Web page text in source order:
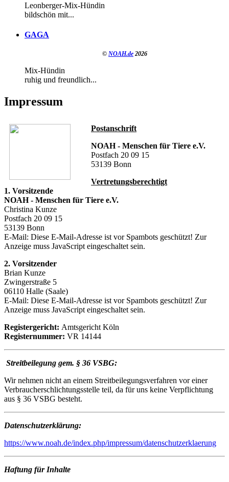
Leonberger-Mix-Hündin
bildschön mit...
GAGA
© NOAH.de 2026
Mix-Hündin
ruhig und freundlich...
Impressum
Postanschrift
NOAH - Menschen für Tiere e.V.
Postfach 20 09 15
53139 Bonn
Vertretungsberechtigt
1. Vorsitzende
NOAH - Menschen für Tiere e.V.
Christina Kunze
Postfach 20 09 15
53139 Bonn
E-Mail: Diese E-Mail-Adresse ist vor Spambots geschützt! Zur
Anzeige muss JavaScript eingeschaltet sein.
2. Vorsitzender
Brian Kunze
Zwingerstraße 5
06110 Halle (Saale)
E-Mail: Diese E-Mail-Adresse ist vor Spambots geschützt! Zur
Anzeige muss JavaScript eingeschaltet sein.
Registergericht: Amtsgericht Köln
Registernummer: VR 14144
Streitbeilegung gem. § 36 VSBG:
Wir nehmen nicht an einem Streitbeilegungsverfahren vor einer
Verbraucherschlichtungsstelle teil, da für uns keine Verpflichtung
aus § 36 VSBG besteht.
Datenschutzerklärung:
https://www.noah.de/index.php/impressum/datenschutzerklaerung
Haftung für Inhalte